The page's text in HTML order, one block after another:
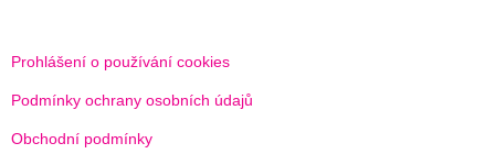
Prohlášení o používání cookies
Podmínky ochrany osobních údajů
Obchodní podmínky